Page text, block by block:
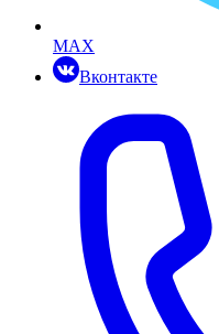
MAX
Вконтакте